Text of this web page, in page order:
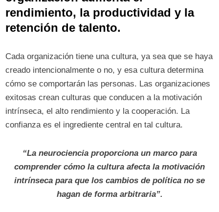
rendimiento, la productividad y la
retención de talento.
Cada organización tiene una cultura, ya sea que se haya
creado intencionalmente o no, y esa cultura determina
cómo se comportarán las personas. Las organizaciones
exitosas crean culturas que conducen a la motivación
intrínseca, el alto rendimiento y la cooperación. La
confianza es el ingrediente central en tal cultura.
“La neurociencia proporciona un marco para
comprender cómo la cultura afecta la motivación
intrínseca para que los cambios de política no se
hagan de forma arbitraria”.